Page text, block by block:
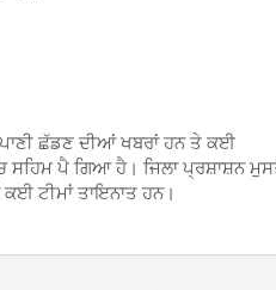
ਛੱਡਣ ਦੀਆਂ ਖਬਰਾਂ ਹਨ ਤੇ ਕਈ
ਸਹਿਮ ਪੈ ਗਿਆ ਹੈ। ਜਿਲਾ ਪ੍ਰਸ਼ਾਸ਼ਨ
ਟੀਮਾਂ ਤਾਇਨਾਤ ਹਨ।